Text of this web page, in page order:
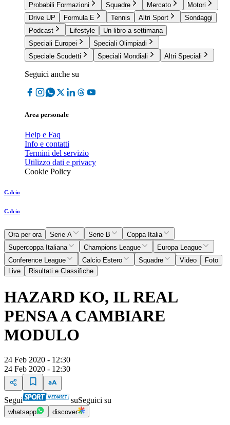
Probabili Formazioni
Squadre Mercato
Motori
Drive UP
Formula E Tennis Altri Sport
Sondaggi
Podcast
Lifestyle
Un libro a settimana
Speciali Europei
Speciali Olimpiadi
Speciale Scudetti
Speciali Mondiali Altri Speciali
Seguici anche su
Area personale
Help e Faq
Info e contatti
Termini del servizio
Utilizzo dati e privacy
Cookie Policy
Calcio
Calcio
Ora per ora Serie A Serie B
Coppa Italia
Supercoppa Italiana
Champions League
Europa League
Conference League
Calcio Estero Squadre Video
Foto
Live
Risultati e Classifiche
HAZARD KO, IL REAL
PENSA A CAMBIARE
MODULO
24 Feb 2020 - 12:30
24 Feb 2020 - 12:30
Segui suSeguici su
whatsapp discover